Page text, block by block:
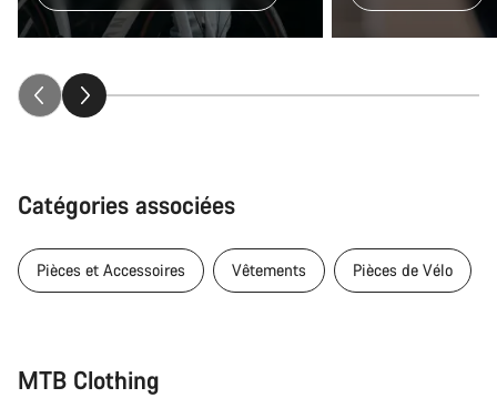
Catégories associées
Pièces et Accessoires Vêtements Pièces de Vélo
MTB Clothing